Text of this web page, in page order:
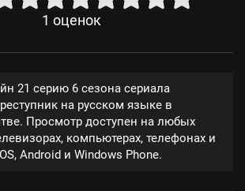
1 оценок
21 серию 6 сезона сериала
на русском языке в
Просмотр доступен на любых
компьютерах, телефонах и
Android и Windows Phone.